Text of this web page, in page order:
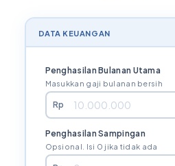
DATA KEUANGAN
Penghasilan Bulanan Utama
Masukkan gaji bulanan bersih
Rp
Penghasilan Sampingan
Opsional. Isi 0 jika tidak ada